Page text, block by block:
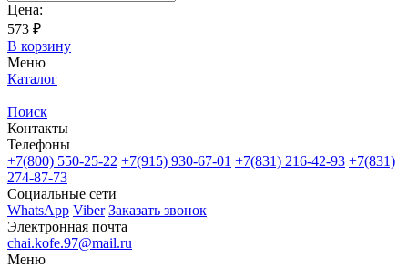
Цена:
573 ₽
В корзину
Меню
Каталог
Поиск
Контакты
Телефоны
+7(800) 550-25-22 +7(915) 930-67-01 +7(831) 216-42-93 +7(831)
274-87-73
Социальные сети
WhatsApp Viber Заказать звонок
Электронная почта
chai.kofe.97@mail.ru
Меню